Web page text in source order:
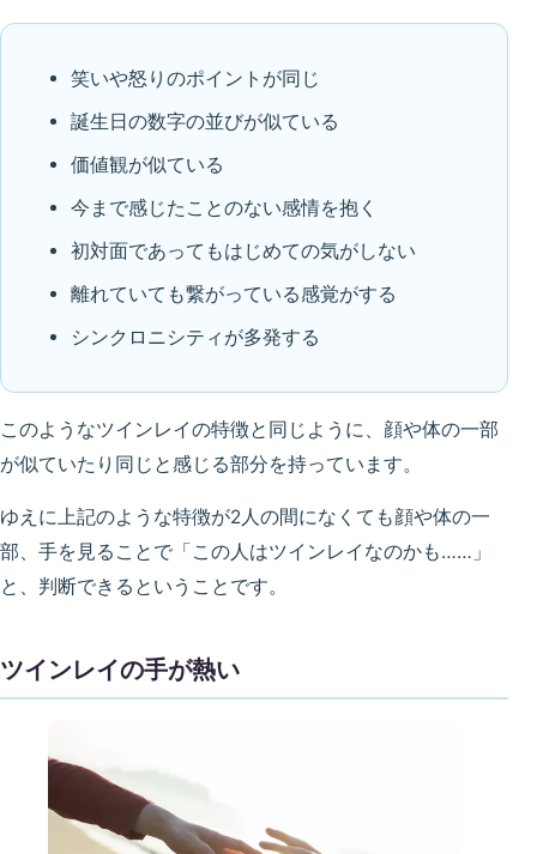
笑いや怒りのポイントが同じ
誕生日の数字の並びが似ている
価値観が似ている
今まで感じたことのない感情を抱く
初対面であってもはじめての気がしない
離れていても繋がっている感覚がする
シンクロニシティが多発する
このようなツインレイの特徴と同じように、顔や体の一部
が似ていたり同じと感じる部分を持っています。
ゆえに上記のような特徴が2人の間になくても顔や体の一
部、手を見ることで「この人はツインレイなのかも……」
と、判断できるということです。
ツインレイの手が熱い